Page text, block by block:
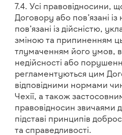
7.4. Усі правовідносини,
Договору або пов’язані
пов’язані із дійсністю,
зміною та припиненням
тлумаченням його умов,
недійсності або
регламентуються цим
відповідними нормами
Чехії, а також
правовідносин звичаями
підставі принципів
та справедливості.